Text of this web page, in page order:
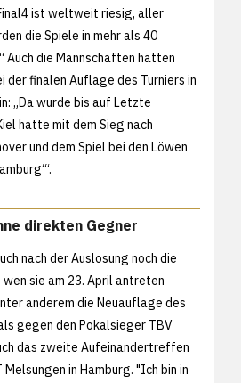
ist weltweit riesig, aller
die Spiele in mehr als 40
Auch die Mannschaften hätten
der finalen Auflage des Turniers in
„Da wurde bis auf Letzte
hatte mit dem Sieg nach
und dem Spiel bei den Löwen
direkten Gegner
nach der Auslosung noch die
sie am 23. April antreten
anderem die Neuauflage des
gegen den Pokalsieger TBV
das zweite Aufeinandertreffen
in Hamburg. "Ich bin in